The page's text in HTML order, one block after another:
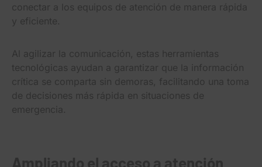
conectar a los equipos de atención de manera rápida
y eficiente.
Al agilizar la comunicación, estas herramientas
tecnológicas ayudan a garantizar que la información
crítica se comparta sin demoras, facilitando una toma
de decisiones más rápida en situaciones de
emergencia.
Ampliando el acceso a atención